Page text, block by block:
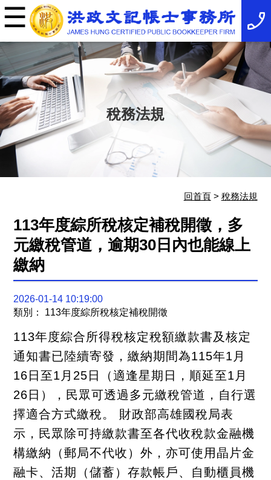
☰
×
務
所
簡
介
最
新
消
息
稅
務
法
服
稅務法規
回首頁> 稅務法規
113年度綜所稅核定補稅開徵，多
元繳稅管道，逾期30日內也能線上
繳納
2026-01-14 10:19:00
類別： 113年度綜所稅核定補稅開徵
113年度綜合所得稅核定稅額繳款書及核定
通知書已陸續寄發，繳納期間為115年1月
16日至1月25日（適逢星期日，順延至1月
26日），民眾可透過多元繳稅管道，自行選
擇適合方式繳稅。 財政部高雄國稅局表
示，民眾除可持繳款書至各代收稅款金融機
構繳納（郵局不代收）外，亦可使用晶片金
融卡、活期（儲蓄）存款帳戶、自動櫃員機